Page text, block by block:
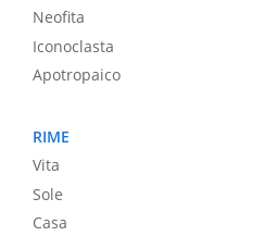
Neofita
Iconoclasta
Apotropaico
RIME
Vita
Sole
Casa